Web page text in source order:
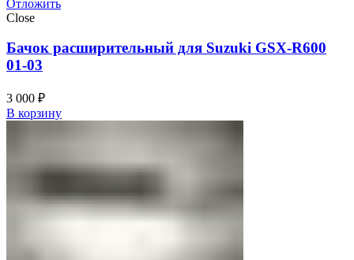
Отложить
Close
Бачок расширительный для Suzuki GSX-R600
01-03
3 000 ₽
В корзину